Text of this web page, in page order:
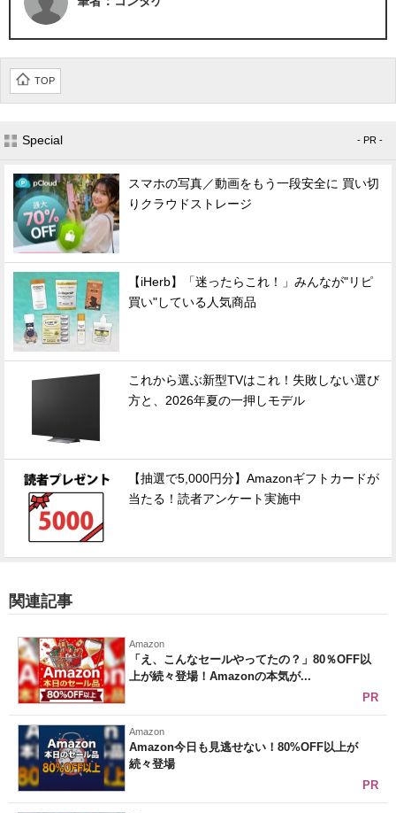
TOP
Special - PR -
スマホの写真／動画をもう一段安全に 買い切
りクラウドストレージ
【iHerb】「迷ったらこれ！」みんなが"リピ
買い"している人気商品
これから選ぶ新型TVはこれ！失敗しない選び
方と、2026年夏の一押しモデル
【抽選で5,000円分】Amazonギフトカードが
当たる！読者アンケート実施中
関連記事
Amazon
「え、こんなセールやってたの？」80％OFF以
上が続々登場！Amazonの本気が...
PR
Amazon
Amazon今日も見逃せない！80%OFF以上が
続々登場
PR